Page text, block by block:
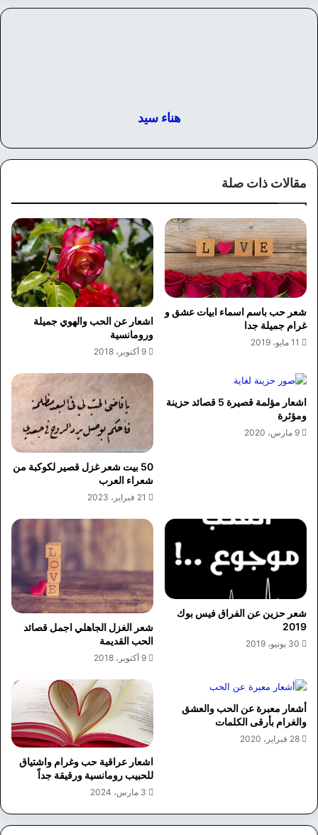
هناء سيد
مقالات ذات صلة
شعر حب باسم اسماء ابيات عشق و
غرام جميلة جدا
11 مايو، 2019
اشعار عن الحب والهوي جميلة
ورومانسية
9 أكتوبر، 2018
اشعار مؤلمة قصيرة 5 قصائد حزينة
ومؤثرة
9 مارس، 2020
50 بيت شعر غزل قصير لكوكبة من
شعراء العرب
21 فبراير، 2023
شعر حزين عن الفراق فيس بوك
2019
30 يونيو، 2019
شعر الغزل الجاهلي اجمل قصائد
الحب القديمة
9 أكتوبر، 2018
أشعار معبرة عن الحب والعشق
والغرام بأرقى الكلمات
28 فبراير، 2020
اشعار عراقية حب وغرام واشتياق
للحبيب رومانسية ورقيقة جداً
3 مارس، 2024